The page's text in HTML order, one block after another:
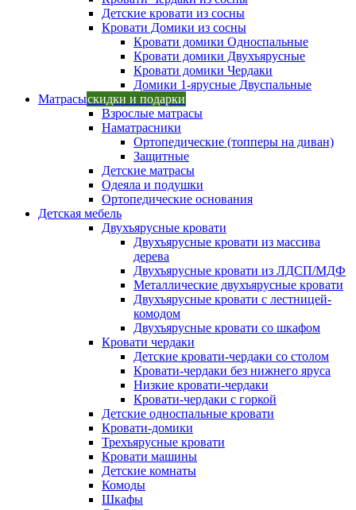
Детские кровати из сосны
Кровати Домики из сосны
Кровати домики Односпальные
Кровати домики Двухъярусные
Кровати домики Чердаки
Домики 1-ярусные Двуспальные
Матрасыскидки и подарки
Взрослые матрасы
Наматрасники
Ортопедические (топперы на диван)
Защитные
Детские матрасы
Одеяла и подушки
Ортопедические основания
Детская мебель
Двухъярусные кровати
Двухъярусные кровати из массива
дерева
Двухъярусные кровати из ЛДСП/МДФ
Металлические двухъярусные кровати
Двухъярусные кровати с лестницей-
комодом
Двухъярусные кровати со шкафом
Кровати чердаки
Детские кровати-чердаки со столом
Кровати-чердаки без нижнего яруса
Низкие кровати-чердаки
Кровати-чердаки с горкой
Детские односпальные кровати
Кровати-домики
Трехъярусные кровати
Кровати машины
Детские комнаты
Комоды
Шкафы